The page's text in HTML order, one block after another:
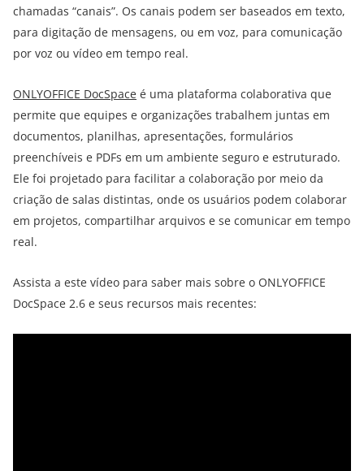
chamadas “canais”. Os canais podem ser baseados em texto,
para digitação de mensagens, ou em voz, para comunicação
por voz ou vídeo em tempo real.
ONLYOFFICE DocSpace é uma plataforma colaborativa que
permite que equipes e organizações trabalhem juntas em
documentos, planilhas, apresentações, formulários
preenchíveis e PDFs em um ambiente seguro e estruturado.
Ele foi projetado para facilitar a colaboração por meio da
criação de salas distintas, onde os usuários podem colaborar
em projetos, compartilhar arquivos e se comunicar em tempo
real.
Assista a este vídeo para saber mais sobre o ONLYOFFICE
DocSpace 2.6 e seus recursos mais recentes: